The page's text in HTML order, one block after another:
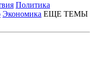
Политика
Экономика ЕЩЕ ТЕМЫ